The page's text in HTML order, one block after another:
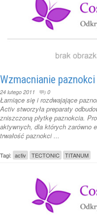
Wzmacnianie
24 lutego 2011 0
Łamiące się i rozdwajające
Activ stworzyła preparaty
zniszczoną płytkę paznokcia.
aktywnych, dla których zarówno
trwałość paznokci ...
Tagi: activ TECTONIC TITANUM